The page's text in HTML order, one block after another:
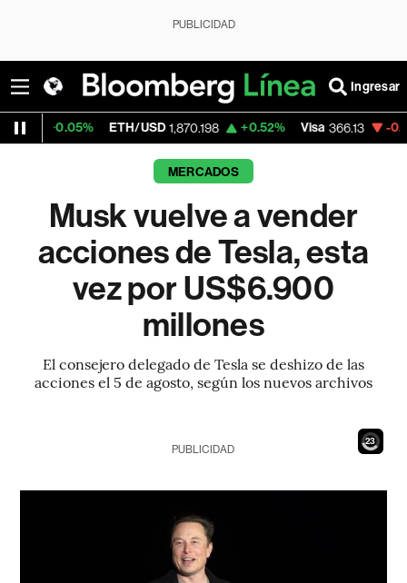
PUBLICIDAD
Ingresar
ETH/USD 1,870.198 +0.52% Visa 366.13 -0.04%
MERCADOS
Musk vuelve a vender
acciones de Tesla, esta
vez por US$6.900
millones
El consejero delegado de Tesla se deshizo de las
acciones el 5 de agosto, según los nuevos archivos
21
PUBLICIDAD